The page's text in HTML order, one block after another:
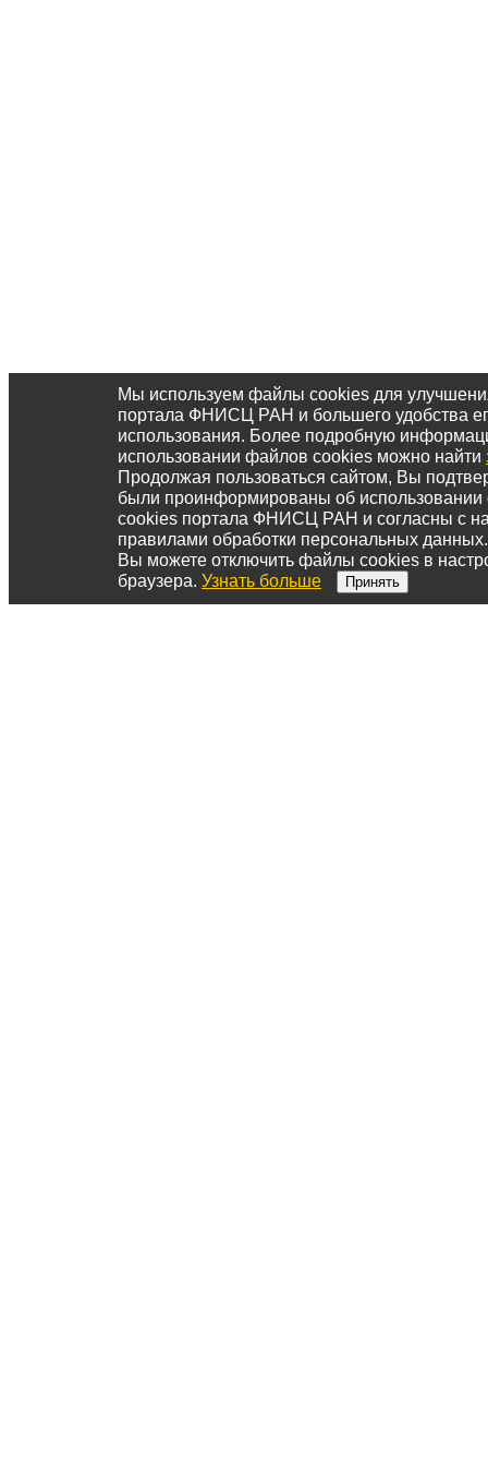
Мы используем файлы cookies для
портала ФНИСЦ РАН и большего удобства
использования. Более подробную
использовании файлов cookies можно найти
Продолжая пользоваться сайтом, Вы
были проинформированы об
cookies портала ФНИСЦ РАН и согласны с
правилами обработки персональных данных.
Вы можете отключить файлы cookies в
браузера. Узнать больше Принять